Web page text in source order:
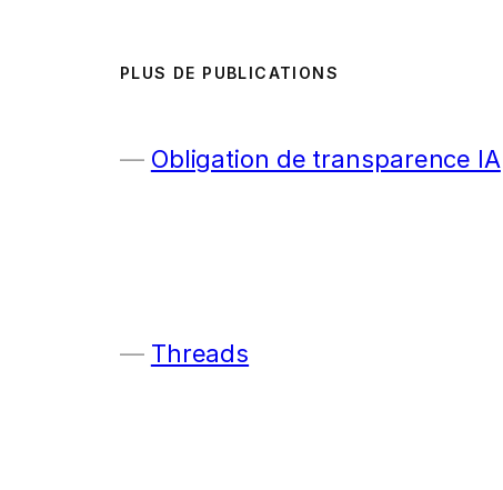
PLUS DE PUBLICATIONS
Obligation de transparence IA
Threads